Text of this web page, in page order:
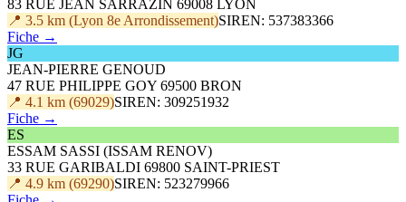
83 RUE JEAN SARRAZIN 69008 LYON
📍 3.5 km (Lyon 8e Arrondissement)SIREN: 537383366
Fiche →
JG
JEAN-PIERRE GENOUD
47 RUE PHILIPPE GOY 69500 BRON
📍 4.1 km (69029)SIREN: 309251932
Fiche →
ES
ESSAM SASSI (ISSAM RENOV)
33 RUE GARIBALDI 69800 SAINT-PRIEST
📍 4.9 km (69290)SIREN: 523279966